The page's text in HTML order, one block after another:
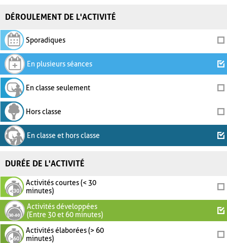
DÉROULEMENT DE L'ACTIVITÉ
Sporadiques
En plusieurs séances
En classe seulement
Hors classe
En classe et hors classe
DURÉE DE L'ACTIVITÉ
Activités courtes (< 30
minutes)
Activités développées
(Entre 30 et 60 minutes)
Activités élaborées (> 60
minutes)